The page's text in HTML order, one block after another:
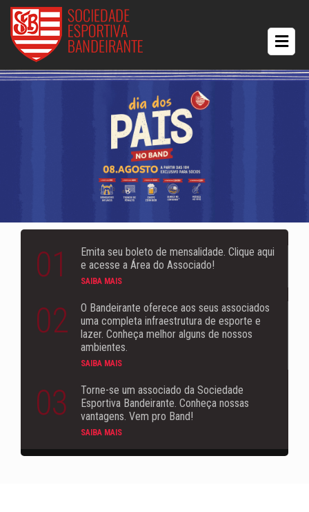
01
Emita seu boleto de mensalidade. Clique aqui
e acesse a Área do Associado!
SAIBA MAIS
02
O Bandeirante oferece aos seus associados
uma completa infraestrutura de esporte e
lazer. Conheça melhor alguns de nossos
ambientes.
SAIBA MAIS
03
Torne-se um associado da Sociedade
Esportiva Bandeirante. Conheça nossas
vantagens. Vem pro Band!
SAIBA MAIS